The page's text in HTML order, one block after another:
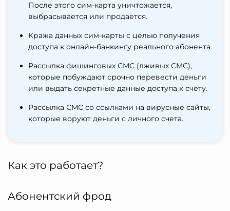
После этого сим-карта уничтожается,
выбрасывается или продается.
Кража данных сим-карты с целью получения
доступа к онлайн-банкингу реального абонента.
Рассылка фишинговых СМС (лживых СМС),
которые побуждают срочно перевести деньги
или выдать секретные данные доступа к счету.
Рассылка СМС со ссылками на вирусные сайты,
которые воруют деньги с личного счета.
Как это работает?
Абонентский фрод